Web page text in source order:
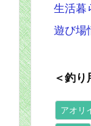
生活暮
遊び場
＜釣り
アオリ